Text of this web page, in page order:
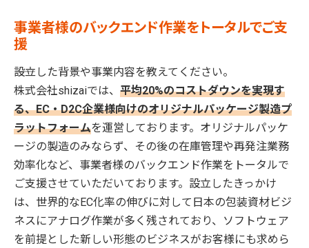
事業者様のバックエンド作業をトータルでご支
援
――設立した背景や事業内容を教えてください。
株式会社shizaiでは、 平均20%のコストダウンを実現す
る、EC・D2C企業様向けのオリジナルパッケージ製造プ
ラットフォームを運営しております。オリジナルパッケ
ージの製造のみならず、その後の在庫管理や再発注業務
効率化など、事業者様のバックエンド作業をトータルで
ご支援させていただいております。設立したきっかけ
は、世界的なEC化率の伸びに対して日本の包装資材ビジ
ネスにアナログ作業が多く残されており、ソフトウェア
を前提とした新しい形態のビジネスがお客様にも求めら